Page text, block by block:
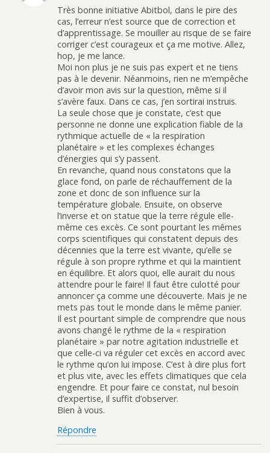
Très bonne initiative Abitbol, dans le pire des
cas, l’erreur n’est source que de correction et
d’apprentissage. Se mouiller au risque de se faire
corriger c’est courageux et ça me motive. Allez,
hop, je me lance.
Moi non plus je ne suis pas expert et ne tiens
pas à le devenir. Néanmoins, rien ne m’empêche
d’avoir mon avis sur la question, même si il
s’avère faux. Dans ce cas, j’en sortirai instruis.
La seule chose que je constate, c’est que
personne ne donne une explication fiable de la
rythmique actuelle de « la respiration
planétaire » et les complexes échanges
d’énergies qui s’y passent.
En revanche, quand nous constatons que la
glace fond, on parle de réchauffement de la
zone et donc de son influence sur la
température globale. Ensuite, on observe
l’inverse et on statue que la terre régule elle-
même ces excès. Ce sont pourtant les mêmes
corps scientifiques qui constatent depuis des
décennies que la terre est vivante, qu’elle se
régule à son propre rythme et qui la maintient
en équilibre. Et alors quoi, elle aurait du nous
attendre pour le faire! Il faut être culotté pour
annoncer ça comme une découverte. Mais je ne
mets pas tout le monde dans le même panier.
Il est pourtant simple de comprendre que nous
avons changé le rythme de la « respiration
planétaire » par notre agitation industrielle et
que celle-ci va réguler cet excès en accord avec
le rythme qu’on lui impose. C’est à dire plus fort
et plus vite, avec les effets climatiques que cela
engendre. Et pour faire ce constat, nul besoin
d’expertise, il suffit d’observer.
Bien à vous.
Répondre